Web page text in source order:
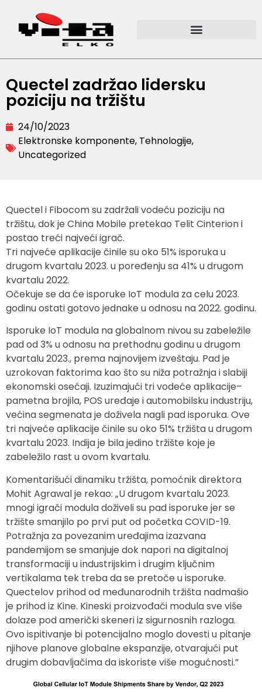
Quectel zadržao lidersku
poziciju na tržištu
24/10/2023
Elektronske komponente, Tehnologije,
Uncategorized
Quectel i Fibocom su zadržali vodeću poziciju na
tržištu, dok je China Mobile pretekao Telit Cinterion i
postao treći najveći igrač.
Tri najveće aplikacije činile su oko 51% isporuka u
drugom kvartalu 2023. u poređenju sa 41% u drugom
kvartalu 2022.
Očekuje se da će isporuke IoT modula za celu 2023.
godinu ostati gotovo jednake u odnosu na 2022. godinu.
Isporuke IoT modula na globalnom nivou su zabeležile
pad od 3% u odnosu na prethodnu godinu u drugom
kvartalu 2023., prema najnovijem izveštaju. Pad je
uzrokovan faktorima kao što su niža potražnja i slabiji
ekonomski osećaji. Izuzimajući tri vodeće aplikacije–
pametna brojila, POS uređaje i automobilsku industriju,
većina segmenata je doživela nagli pad isporuka. Ove
tri najveće aplikacije činile su oko 51% tržišta u drugom
kvartalu 2023. Indija je bila jedino tržište koje je
zabeležilo rast u ovom kvartalu.
Komentarišući dinamiku tržišta, pomoćnik direktora
Mohit Agrawal je rekao: „U drugom kvartalu 2023.
mnogi igrači modula doživeli su pad isporuke jer se
tržište smanjilo po prvi put od početka COVID-19.
Potražnja za povezanim uređajima izazvana
pandemijom se smanjuje dok napori na digitalnoj
transformaciji u industrijskim i drugim ključnim
vertikalama tek treba da se pretoče u isporuke.
Quectelov prihod od međunarodnih tržišta nadmašio
je prihod iz Kine. Kineski proizvođači modula sve više
dolaze pod američki skeneri iz sigurnosnih razloga.
Ovo ispitivanje bi potencijalno moglo dovesti u pitanje
njihove planove globalne ekspanzije, otvarajući put
drugim dobavljačima da iskoriste više mogućnosti.”